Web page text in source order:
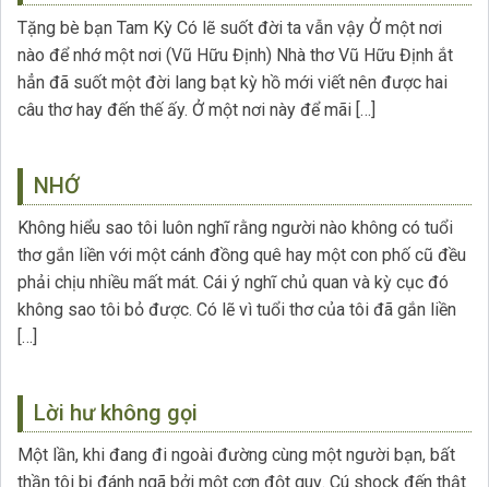
Tặng bè bạn Tam Kỳ Có lẽ suốt đời ta vẫn vậy Ở một nơi
nào để nhớ một nơi (Vũ Hữu Định) Nhà thơ Vũ Hữu Định ắt
hẳn đã suốt một đời lang bạt kỳ hồ mới viết nên được hai
câu thơ hay đến thế ấy. Ở một nơi này để mãi […]
NHỚ
Không hiểu sao tôi luôn nghĩ rằng người nào không có tuổi
thơ gắn liền với một cánh đồng quê hay một con phố cũ đều
phải chịu nhiều mất mát. Cái ý nghĩ chủ quan và kỳ cục đó
không sao tôi bỏ được. Có lẽ vì tuổi thơ của tôi đã gắn liền
[…]
Lời hư không gọi
Một lần, khi đang đi ngoài đường cùng một người bạn, bất
thần tôi bị đánh ngã bởi một cơn đột quỵ. Cú shock đến thật